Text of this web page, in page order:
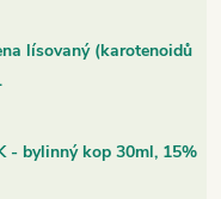
lísovaný (karotenoidů
- bylinný kop 30ml, 15%